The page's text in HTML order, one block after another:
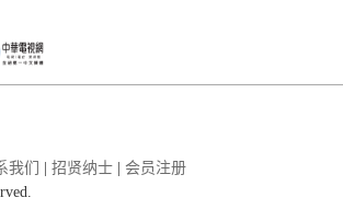
我们 | 招贤纳士 | 会员注册